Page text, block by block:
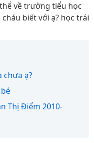
về trường tiểu học
biết với ạ? học trái
chưa ạ?
Thị Điểm 2010-